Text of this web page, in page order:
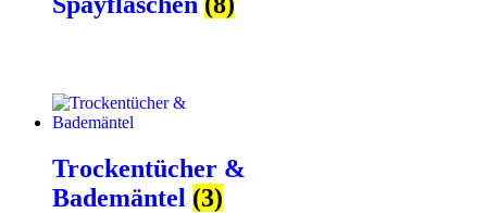
Trockentücher &
Bademäntel (3)